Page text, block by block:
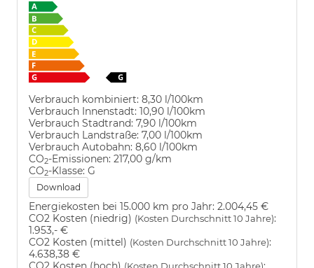
Verbrauch kombiniert: 8,30 l/100km
Verbrauch Innenstadt: 10,90 l/100km
Verbrauch Stadtrand: 7,90 l/100km
Verbrauch Landstraße: 7,00 l/100km
Verbrauch Autobahn: 8,60 l/100km
CO2-Emissionen: 217,00 g/km
CO2-Klasse: G
Download
Energiekosten bei 15.000 km pro Jahr: 2.004,45 €
CO2 Kosten (niedrig) (Kosten Durchschnitt 10 Jahre):
1.953,- €
CO2 Kosten (mittel) (Kosten Durchschnitt 10 Jahre):
4.638,38 €
(Kosten Durchschnitt 10 Jahre)